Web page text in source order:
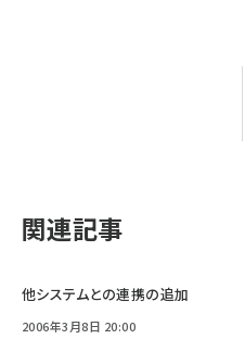
関連記事
他システムとの連携の追加
2006年3月8日 20:00